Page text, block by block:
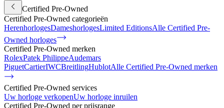
Certified Pre-Owned
Certified Pre-Owned categorieën
HerenhorlogesDameshorlogesLimited EditionsAlle Certified Pre-
Owned horloges
Certified Pre-Owned merken
RolexPatek PhilippeAudemars
PiguetCartierIWCBreitlingHublotAlle Certified Pre-Owned merken
Certified Pre-Owned services
Uw horloge verkopenUw horloge inruilen
Certified Pre-Owned per prijsrange